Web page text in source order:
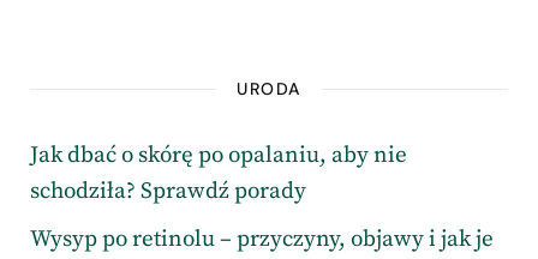
URODA
Jak dbać o skórę po opalaniu, aby nie
schodziła? Sprawdź porady
Wysyp po retinolu – przyczyny, objawy i jak je